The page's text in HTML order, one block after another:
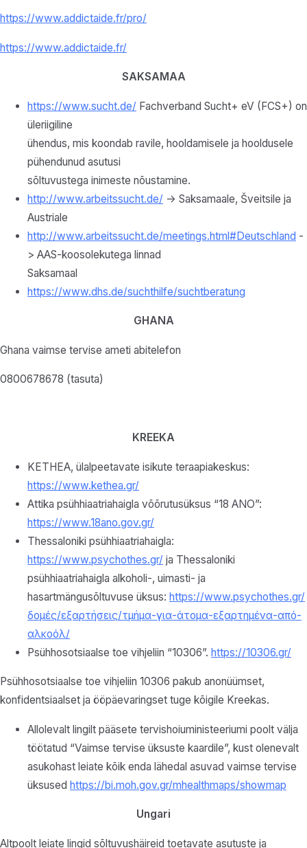
https://www.addictaide.fr/pro/
https://www.addictaide.fr/
SAKSAMAA
https://www.sucht.de/ Fachverband Sucht+ eV (FCS+) on
üleriigiline
ühendus, mis koondab ravile, hooldamisele ja hooldusele
pühendunud asutusi
sõltuvustega inimeste nõustamine.
http://www.arbeitssucht.de/ -> Saksamaale, Šveitsile ja
Austriale
http://www.arbeitssucht.de/meetings.html#Deutschland -
> AAS-koosolekutega linnad
Saksamaal
https://www.dhs.de/suchthilfe/suchtberatung
GHANA
Ghana vaimse tervise ameti abitelefon
0800678678 (tasuta)
KREEKA
KETHEA, ülalpeetavate isikute teraapiakeskus:
https://www.kethea.gr/
Attika psühhiaatriahaigla võõrutusüksus “18 ANO”:
https://www.18ano.gov.gr/
Thessaloniki psühhiaatriahaigla:
https://www.psychothes.gr/ ja Thessaloniki
psühhiaatriahaigla alkoholi-, uimasti- ja
hasartmängusõltuvuse üksus: https://www.psychothes.gr/
δομές/εξαρτήσεις/τμήμα-για-άτομα-εξαρτημένα-από-
αλκοόλ/
Psühhosotsiaalse toe vihjeliin “10306”. https://10306.gr/
Psühhosotsiaalse toe vihjeliin 10306 pakub anonüümset,
konfidentsiaalset ja ööpäevaringset tuge kõigile Kreekas.
Allolevalt lingilt pääsete tervishoiuministeeriumi poolt välja
töötatud “Vaimse tervise üksuste kaardile”, kust olenevalt
asukohast leiate kõik enda lähedal asuvad vaimse tervise
üksused https://bi.moh.gov.gr/mhealthmaps/showmap
Ungari
Altpoolt leiate lingid sõltuvushäireid toetavate asutuste ja